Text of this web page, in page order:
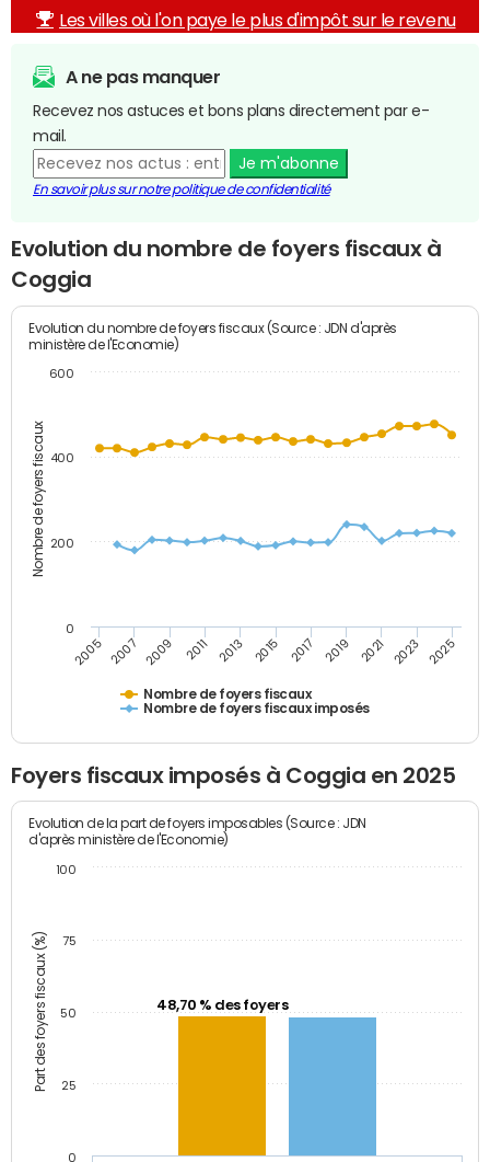
Les villes où l'on paye le plus d'impôt sur le revenu
A ne pas manquer
Recevez nos astuces et bons plans directement par e-
mail.
Je m'abonne
En savoir plus sur notre politique de confidentialité
Evolution du nombre de foyers fiscaux à
Coggia
Nombre de foyers fiscaux
Evolution du nombre de foyers fiscaux (Source : JDN d'après
ministère de l'Economie)
Nombre de foyers fiscaux
Nombre de foyers fiscaux imposés
2005 2007 2009 2011 2013 2015 2017 2019 2021 2023 2025
0
200
400
600
Foyers fiscaux imposés à Coggia en 2025
Part des foyers fiscaux (%)
Evolution de la part de foyers imposables (Source : JDN
d'après ministère de l'Economie)
48,70 % des foyers
0
25
50
75
100